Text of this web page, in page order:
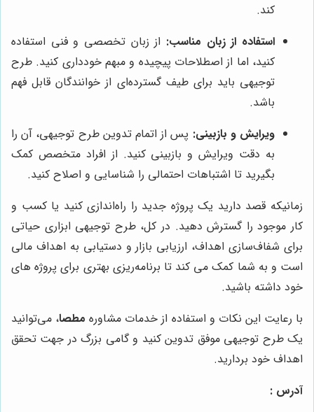
کند.
استفاده از زبان مناسب: از زبان تخصصی و فنی استفاده
کنید، اما از اصطلاحات پیچیده و مبهم خودداری کنید. طرح
توجیهی باید برای طیف گسترده‌ای از خوانندگان قابل فهم
باشد.
ویرایش و بازبینی: پس از اتمام تدوین طرح توجیهی، آن را
به دقت ویرایش و بازبینی کنید. از افراد متخصص کمک
بگیرید تا اشتباهات احتمالی را شناسایی و اصلاح کنید.
زمانیکه قصد دارید یک پروژه جدید را راه‌اندازی کنید یا کسب و
کار موجود را گسترش دهید. در کل، طرح توجیهی ابزاری حیاتی
برای شفاف‌سازی اهداف، ارزیابی بازار و دستیابی به اهداف مالی
است و به شما کمک می کند تا برنامه‌ریزی بهتری برای پروژه های
خود داشته باشید.
با رعایت این نکات و استفاده از خدمات مشاوره مطصا، می‌توانید
یک طرح توجیهی موفق تدوین کنید و گامی بزرگ در جهت تحقق
اهداف خود بردارید.
آدرس :